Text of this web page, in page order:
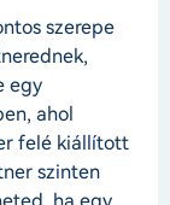
szerepe
egy
ahol
felé kiállított
szinten